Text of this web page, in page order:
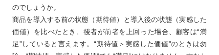
のでしょうか。
商品を導入する前の状態（期待値）と導入後の状態（実感した
価値）を比べたとき、後者が前者を上回った場合、顧客は“満
足”していると言えます。“期待値＞実感した価値”のときは勿